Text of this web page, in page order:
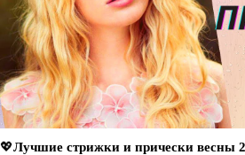
💖Лучшие стрижки и прически весны